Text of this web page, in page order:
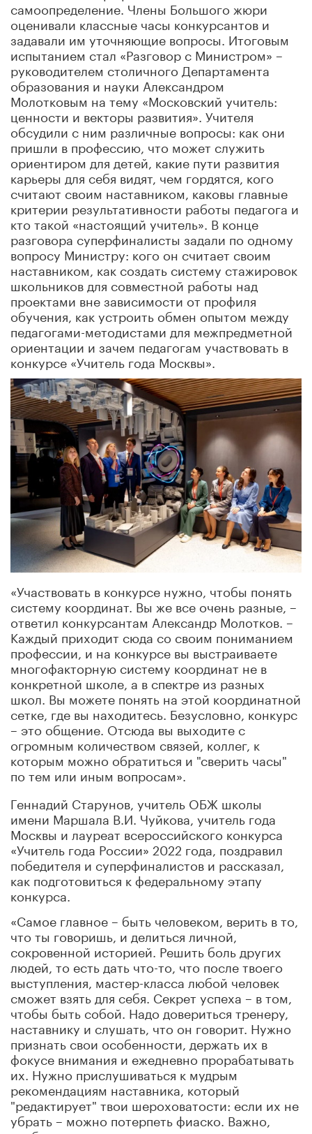
самоопределение. Члены Большого жюри
оценивали классные часы конкурсантов и
задавали им уточняющие вопросы. Итоговым
испытанием стал «Разговор с Министром» –
руководителем столичного Департамента
образования и науки Александром
Молотковым на тему «Московский учитель:
ценности и векторы развития». Учителя
обсудили с ним различные вопросы: как они
пришли в профессию, что может служить
ориентиром для детей, какие пути развития
карьеры для себя видят, чем гордятся, кого
считают своим наставником, каковы главные
критерии результативности работы педагога и
кто такой «настоящий учитель». В конце
разговора суперфиналисты задали по одному
вопросу Министру: кого он считает своим
наставником, как создать систему стажировок
школьников для совместной работы над
проектами вне зависимости от профиля
обучения, как устроить обмен опытом между
педагогами-методистами для межпредметной
ориентации и зачем педагогам участвовать в
конкурсе «Учитель года Москвы».
«Участвовать в конкурсе нужно, чтобы понять
систему координат. Вы же все очень разные, –
ответил конкурсантам Александр Молотков. –
Каждый приходит сюда со своим пониманием
профессии, и на конкурсе вы выстраиваете
многофакторную систему координат не в
конкретной школе, а в спектре из разных
школ. Вы можете понять на этой координатной
сетке, где вы находитесь. Безусловно, конкурс
– это общение. Отсюда вы выходите с
огромным количеством связей, коллег, к
которым можно обратиться и "сверить часы"
по тем или иным вопросам».
Геннадий Старунов, учитель ОБЖ школы
имени Маршала В.И. Чуйкова, учитель года
Москвы и лауреат всероссийского конкурса
«Учитель года России» 2022 года, поздравил
победителя и суперфиналистов и рассказал,
как подготовиться к федеральному этапу
конкурса.
«Самое главное – быть человеком, верить в то,
что ты говоришь, и делиться личной,
сокровенной историей. Решить боль других
людей, то есть дать что-то, что после твоего
выступления, мастер-класса любой человек
сможет взять для себя. Секрет успеха – в том,
чтобы быть собой. Надо довериться тренеру,
наставнику и слушать, что он говорит. Нужно
признать свои особенности, держать их в
фокусе внимания и ежедневно прорабатывать
их. Нужно прислушиваться к мудрым
рекомендациям наставника, который
"редактирует" твои шероховатости: если их не
убрать – можно потерпеть фиаско. Важно,